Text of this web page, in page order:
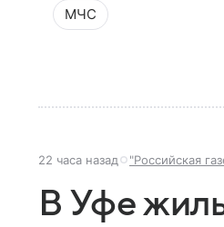
МЧС
22 часа назад "Российская
В Уфе